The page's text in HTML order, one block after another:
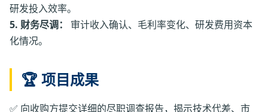
研发投入效率。
5. 财务尽调：
审计收入确认、毛利率变化、研发费用资本
化情况。
🏆 项目成果
✅ 向收购方提交详细的尽职调查报告，揭示技术代差、市